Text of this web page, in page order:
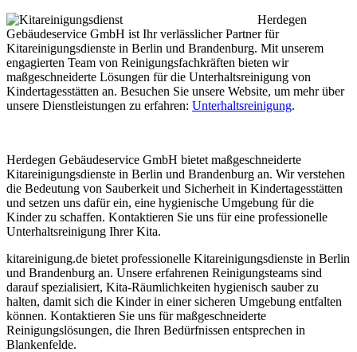
Herdegen
Gebäudeservice GmbH ist Ihr verlässlicher Partner für
Kitareinigungsdienste in Berlin und Brandenburg. Mit unserem
engagierten Team von Reinigungsfachkräften bieten wir
maßgeschneiderte Lösungen für die Unterhaltsreinigung von
Kindertagesstätten an. Besuchen Sie unsere Website, um mehr über
unsere Dienstleistungen zu erfahren: Unterhaltsreinigung.
Herdegen Gebäudeservice GmbH bietet maßgeschneiderte
Kitareinigungsdienste in Berlin und Brandenburg an. Wir verstehen
die Bedeutung von Sauberkeit und Sicherheit in Kindertagesstätten
und setzen uns dafür ein, eine hygienische Umgebung für die
Kinder zu schaffen. Kontaktieren Sie uns für eine professionelle
Unterhaltsreinigung Ihrer Kita.
kitareinigung.de bietet professionelle Kitareinigungsdienste in Berlin
und Brandenburg an. Unsere erfahrenen Reinigungsteams sind
darauf spezialisiert, Kita-Räumlichkeiten hygienisch sauber zu
halten, damit sich die Kinder in einer sicheren Umgebung entfalten
können. Kontaktieren Sie uns für maßgeschneiderte
Reinigungslösungen, die Ihren Bedürfnissen entsprechen in
Blankenfelde.